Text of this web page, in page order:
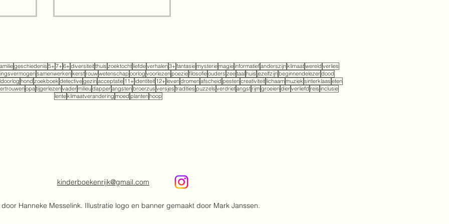
geschiedenis 5+7+6+diversiteitthuis zoektochtliefdeverhalen3+fantasiemysteriemagieinformatiefanderszijnklimaatwereld verlies
samenwerkenkerstrouwwetenschap oorlog voorlezenpoeziefilosofieouders zeetaalhuis jezelfzijnbeginnendelezerdood
hond zoekboek detectivegezinacceptatie 11+identiteit 12+levendromenafscheid pestencreativiteitlichaammuziek sinterklaas eten
opatijgerlezenvadermilieudapperangstenbroerzus versjes tradities puzzels verdrietangstrijmgroeiendierverliefd reis inclusie
lenteklimaatverandering moed plantenhoop
kinderboekenrijk@gmail.com
Hanneke Messelink. Illustratie logo en banner gemaakt door Mark Janssen.